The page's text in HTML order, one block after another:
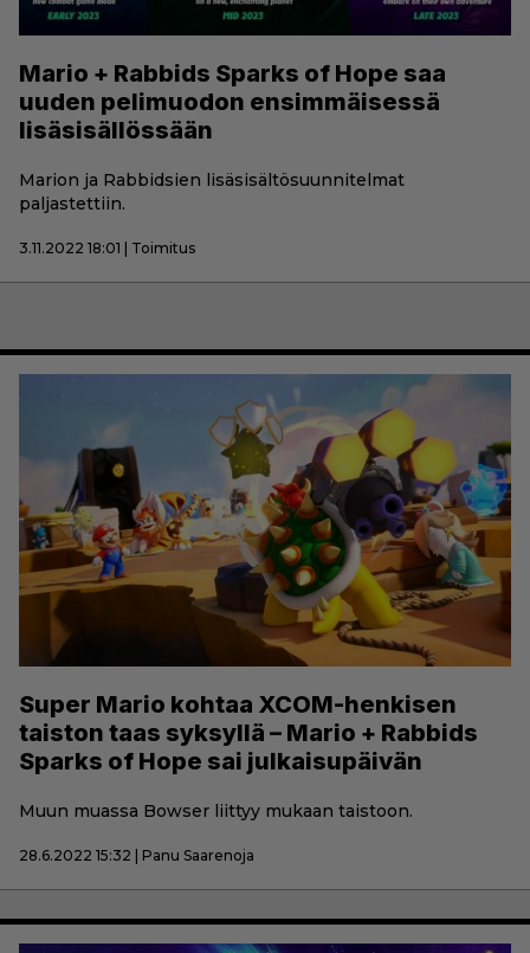
Mario + Rabbids Sparks of Hope saa
uuden pelimuodon ensimmäisessä
lisäsisällössään
Marion ja Rabbidsien lisäsisältösuunnitelmat
paljastettiin.
3.11.2022 18:01 | Toimitus
Super Mario kohtaa XCOM-henkisen
taiston taas syksyllä – Mario + Rabbids
Sparks of Hope sai julkaisupäivän
Muun muassa Bowser liittyy mukaan taistoon.
28.6.2022 15:32 | Panu Saarenoja